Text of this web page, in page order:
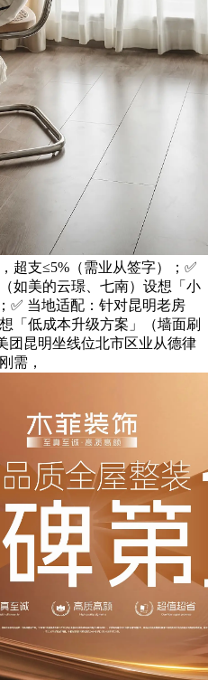
超支≤5%（需业从签字）；✅
如美的云璟、七南）设想「小
✅ 当地适配：针对昆明老房
「低成本升级方案」（墙面刷
团昆明坐线位北市区业从德律
需，